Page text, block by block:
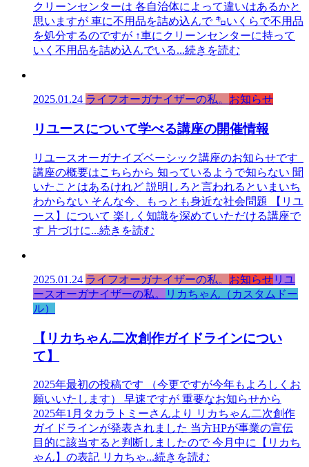
クリーンセンターは 各自治体によって違いはあるかと
思いますが 車に不用品を詰め込んで ㌔いくらで不用品
を処分するのですが ↑車にクリーンセンターに持って
いく不用品を詰め込んでいる...続きを読む
2025.01.24 ライフオーガナイザーの私。 お知らせ
リユースについて学べる講座の開催情報
リユースオーガナイズベーシック講座のお知らせです
講座の概要はこちらから 知っているようで知らない 聞
いたことはあるけれど 説明しろと言われるといまいち
わからない そんな今、もっとも身近な社会問題 【リユ
ース】について 楽しく知識を深めていただける講座で
す 片づけに...続きを読む
2025.01.24 ライフオーガナイザーの私。 お知らせリユ
ースオーガナイザーの私。
リカちゃん（カスタムドー
ル）
【リカちゃん二次創作ガイドラインについ
て】
2025年最初の投稿です （今更ですが今年もよろしくお
願いいたします） 早速ですが 重要なお知らせから
2025年1月タカラトミーさんより リカちゃん二次創作
ガイドラインが発表されました 当方HPが事業の宣伝
目的に該当すると判断しましたので 今月中に【リカち
ゃん】の表記 リカちゃ...続きを読む